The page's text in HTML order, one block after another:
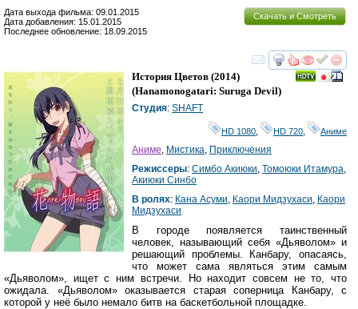
Скачать и Смотреть
Дата выхода фильма: 09.01.2015
Дата добавления: 15.01.2015
Последнее обновление: 18.09.2015
смотреть
История Цветов (2014)
(Hanamonogatari: Suruga Devil)
Студия: SHAFT
HD 1080 HD 720 Аниме
Аниме, Мистика, Приключения
Режиссеры: Симбо Акиюки, Томоюки Итамура,
Акиюки Синбо
В ролях: Кана Асуми, Каори Мидзухаси, Каори
Мидзухаси
В городе появляется таинственный
человек, называющий себя «Дьяволом» и
решающий проблемы. Канбару, опасаясь,
что может сама являться этим самым
«Дьяволом», ищет с ним встречи. Но находит совсем не то, что
ожидала. «Дьяволом» оказывается старая соперница Канбару, с
которой у неё было немало битв на баскетбольной площадке.